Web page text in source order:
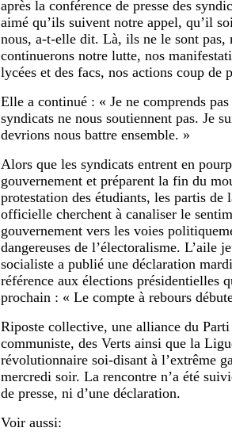
après la conférence de presse des
aimé qu’ils suivent notre appel, qu’il
nous, a-t-elle dit. Là, ils ne le sont pas,
continuerons notre lutte, nos
lycées et des facs, nos actions coup de
Elle a continué : « Je ne comprends
syndicats ne nous soutiennent pas. Je
devrions nous battre ensemble. »
Alors que les syndicats entrent en
gouvernement et préparent la fin du
protestation des étudiants, les partis de
officielle cherchent à canaliser le
gouvernement vers les voies
dangereuses de l’électoralisme. L’aile
socialiste a publié une déclaration
référence aux élections présidentielles
prochain : « Le compte à rebours
Riposte collective, une alliance du
communiste, des Verts ainsi que la
révolutionnaire soi-disant à l’extrême
mercredi soir. La rencontre n’a été
de presse, ni d’une déclaration.
Voir aussi: